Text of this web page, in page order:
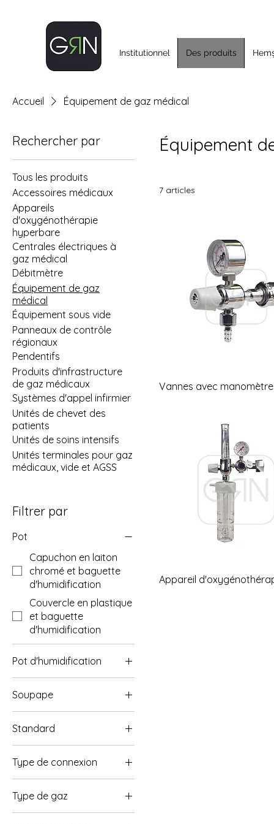
Institutionnel Des produits
Accueil Équipement de gaz médical
Rechercher par
Tous les produits
Accessoires médicaux
Appareils
d'oxygénothérapie
hyperbare
Centrales électriques à
gaz médical
Débitmètre
Équipement de gaz
médical
Équipement sous vide
Panneaux de contrôle
régionaux
Pendentifs
Produits d'infrastructure
de gaz médicaux
Systèmes d'appel infirmier
Unités de chevet des
patients
Unités de soins intensifs
Unités terminales pour gaz
médicaux, vide et AGSS
Filtrer par
Pot
Capuchon en laiton
chromé et baguette
d'humidification
Couvercle en plastique
et baguette
d'humidification
Pot d'humidification
Couvercle en laiton
chromé et tige
d'humidification
Couvercle en plastique
Soupape
Plastique
Standard
BS
Type de connexion
5/8 BS
Type de gaz
Équipement
7 articles
Vannes avec manomètre
Appareil